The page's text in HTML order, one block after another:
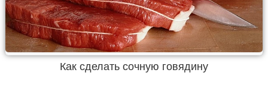
Как сделать сочную говядину